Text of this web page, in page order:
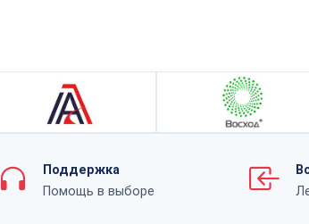
Поддержка
Помощь в выборе